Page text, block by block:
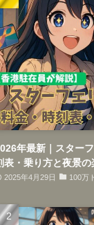
年最新｜スター
表・乗り方と夜景の
2025年4月29日 100万